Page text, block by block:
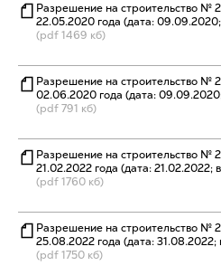
Разрешение на строительство №
22.05.2020 года (дата:
(pdf 1469 кб)
Разрешение на строительство №
02.06.2020 года (дата:
(pdf 791 кб)
Разрешение на строительство №
21.02.2022 года (дата: 21.02.2022;
(pdf 1760 кб)
Разрешение на строительство №
25.08.2022 года (дата:
(pdf 1750 кб)